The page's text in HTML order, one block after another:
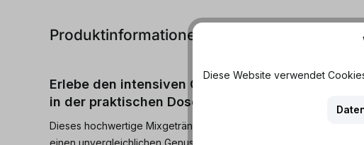
Produktinformationen
Erlebe den intensiven Geschmack von Knut
in der praktischen Dose.
Dieses hochwertige Mixgetränk kombiniert qualitativen Gin mit dem
einen unvergleichlichen Genussmoment. Der Gin wird sorgfältig
Diese Website verwendet